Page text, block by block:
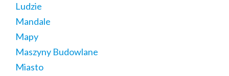
Ludzie
Mandale
Mapy
Maszyny Budowlane
Miasto